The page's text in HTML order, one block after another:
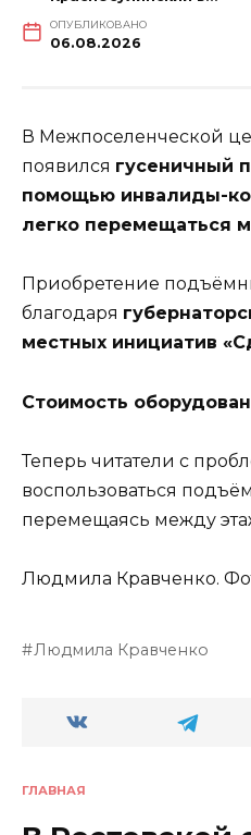
ОПУБЛИКОВАНО
06.08.2026
В Межпоселенческой
появился гусеничный
помощью инвалиды-
легко перемещаться
Приобретение
благодаря
местных инициатив
Стоимость
Теперь читатели с
воспользоваться
перемещаясь между
Людмила Кравченко.
Людмила Кравченко
ГЛАВНАЯ